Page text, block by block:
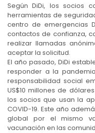
Según DiDi, los socios
herramientas de
centro de emergencias
contactos de confianza,
realizar llamadas
aceptar la solicitud.
El año pasado, DiDi
responder a la
responsabilidad social
US$10 millones de
los socios que usan la
COVID-19. Este año
global por el mismo
vacunación en las